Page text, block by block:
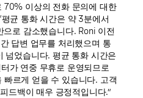
70% 이상의 전화 문의에 대한
균 통화 시간은 약 3분에서
로 감소했습니다. Roni 이전
답변 업무를 처리했으며 통
넘었습니다. 평균 통화 시간은
가 연중 무휴로 운영되므로
빠르게 얻을 수 있습니다. 고객
드백이 매우 긍정적입니다.”